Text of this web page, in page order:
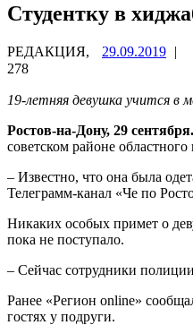
Студентку в
РЕДАКЦИЯ, 29.09.2019 |
278
19-летняя девушка учится
Ростов-на-Дону, 29 сентября.
советском районе
– Известно, что она была
Телеграмм-канал «Че по
Никаких особых примет о
пока не поступало.
– Сейчас сотрудники
Ранее «Регион online»
гостях у подруги.